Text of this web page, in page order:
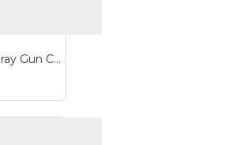
HL Pro F75G Spray Gun Cup 400cc Alat Semprot Cat Tabung Atas